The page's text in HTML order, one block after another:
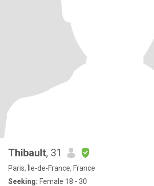
Thibault, 31
Paris, Île-de-France, France
Seeking: Female 18 - 30